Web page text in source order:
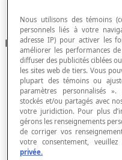
Dimension d'un objet
Le mothauteur
dimension ou du
Dans un prisme droit
hauteur est la
dimension de ce
Nous utilisons des témoins
personnels liés à votre
adresse IP) pour activer les
améliorer les performances
diffuser des publicités ciblées
les sites web de tiers. Vous
plupart des témoins ou
paramètres personnalisés
stockés et/ou partagés avec
votre juridiction. Pour plus
gérons les renseignements
de corriger vos
votre consentement,
privée.